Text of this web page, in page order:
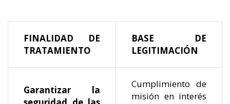
FINALIDAD DE
TRATAMIENTO
BASE DE
LEGITIMACIÓN
Garantizar la
Cumplimiento de
misión en interés